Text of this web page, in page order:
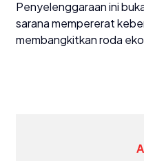
Penyelenggaraan ini
sarana mempererat
membangkitkan roda